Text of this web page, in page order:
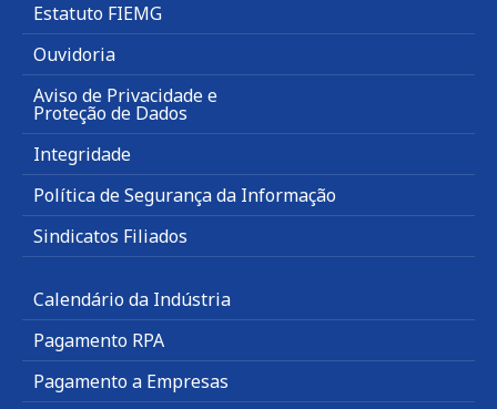
Estatuto FIEMG
Ouvidoria
Aviso de Privacidade e
Proteção de Dados
Integridade
Política de Segurança da Informação
Sindicatos Filiados
Calendário da Indústria
Pagamento RPA
Pagamento a Empresas